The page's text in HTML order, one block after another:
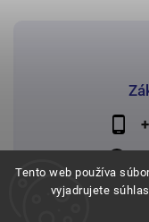
Tento web používa
vyjadrujete